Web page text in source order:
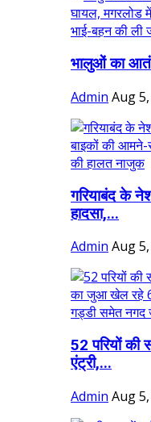
भालुओं का
Admin Aug
गरियाबंद के
हादसा,...
Admin Aug
52 परियों की
एंट्री,...
Admin Aug